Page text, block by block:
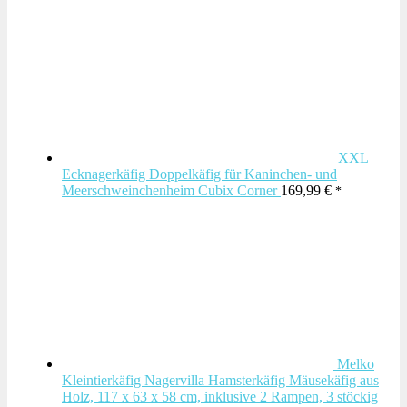
XXL
Ecknagerkäfig Doppelkäfig für Kaninchen- und
Meerschweinchenheim Cubix Corner 169,99 €
Melko
Kleintierkäfig Nagervilla Hamsterkäfig Mäusekäfig aus
Holz, 117 x 63 x 58 cm, inklusive 2 Rampen, 3 stöckig